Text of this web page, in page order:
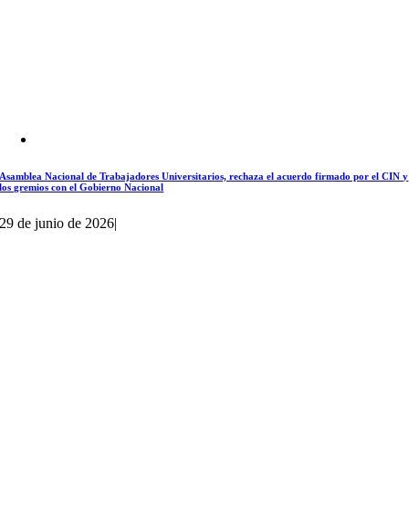
Asamblea Nacional de Trabajadores Universitarios, rechaza el acuerdo firmado por el CIN y
los gremios con el Gobierno Nacional
29 de junio de 2026|